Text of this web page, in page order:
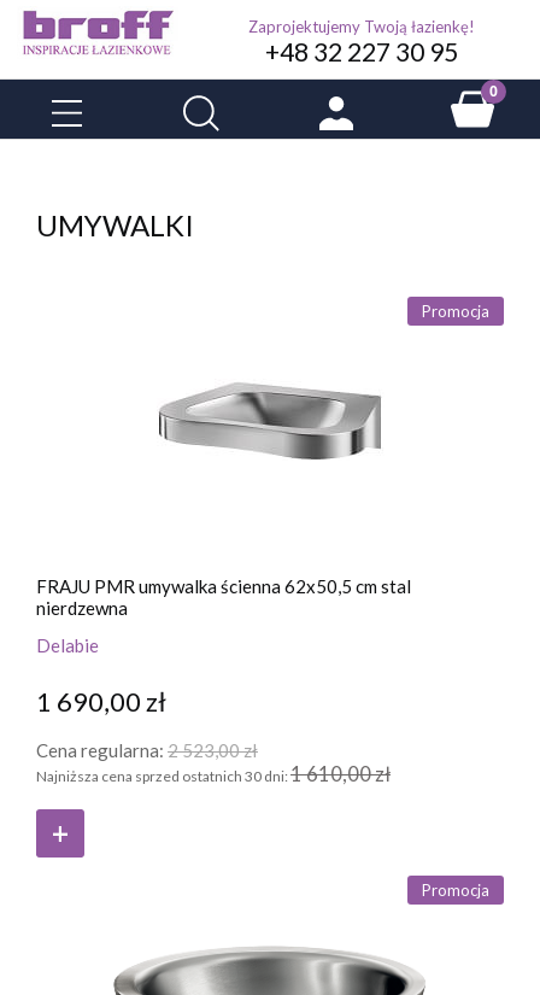
Zaprojektujemy Twoją łazienkę!
+48 32 227 30 95
UMYWALKI
FRAJU PMR umywalka ścienna 62x50,5 cm stal
nierdzewna
Delabie
1 690,00 zł
Cena regularna: 2 523,00 zł
Najniższa cena sprzed ostatnich 30 dni: 1 610,00 zł
Promocja
Promocja